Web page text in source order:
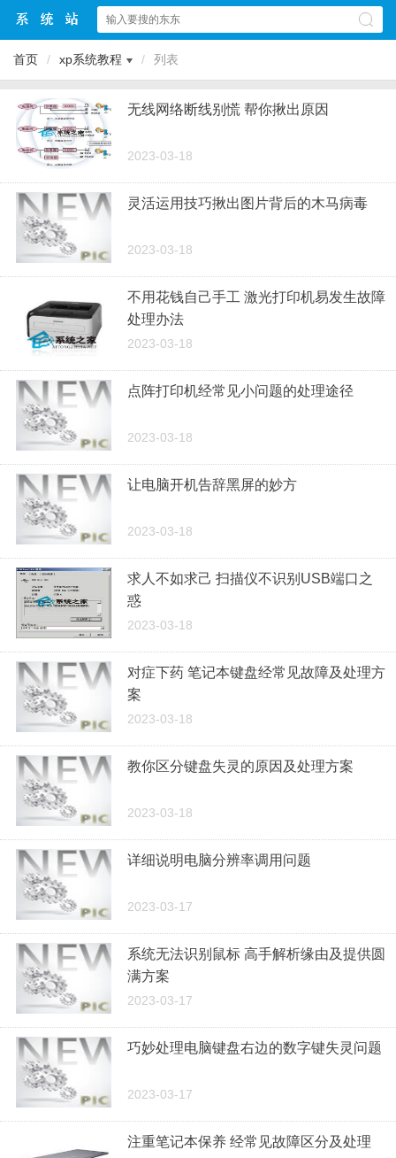
首页 / xp系统教程 / 列表
无线网络断线别慌 帮你揪出原因
2023-03-18
灵活运用技巧揪出图片背后的木马病毒
2023-03-18
不用花钱自己手工 激光打印机易发生故障
处理办法
2023-03-18
点阵打印机经常见小问题的处理途径
2023-03-18
让电脑开机告辞黑屏的妙方
2023-03-18
求人不如求己 扫描仪不识别USB端口之
惑
2023-03-18
对症下药 笔记本键盘经常见故障及处理方
案
2023-03-18
教你区分键盘失灵的原因及处理方案
2023-03-18
详细说明电脑分辨率调用问题
2023-03-17
系统无法识别鼠标 高手解析缘由及提供圆
满方案
2023-03-17
巧妙处理电脑键盘右边的数字键失灵问题
2023-03-17
注重笔记本保养 经常见故障区分及处理